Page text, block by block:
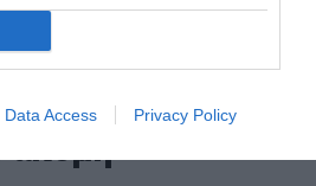
Data Access Privacy Policy
μπορούν να πάρουν σύνταξη
ΔΥΠΑ
ακόμη